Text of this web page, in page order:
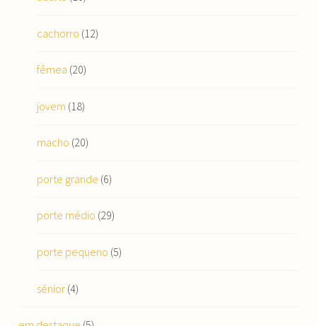
cachorro (12)
fêmea (20)
jovem (18)
macho (20)
porte grande (6)
porte médio (29)
porte pequeno (5)
sénior(4)